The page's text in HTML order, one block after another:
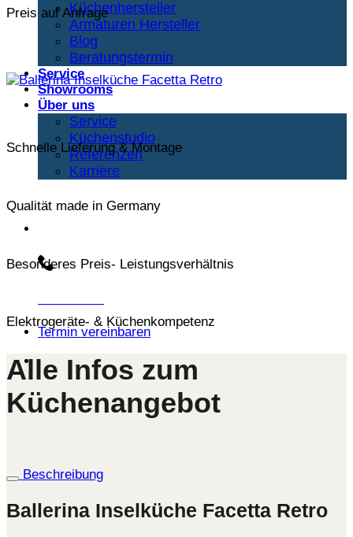
Küchenhersteller
Armaturen Hersteller
Blog
Beratungstermin
Service
Showrooms
Über uns
Service
Küchenstudio
Referenzen
Karriere
Termin vereinbaren
Preis auf Anfrage
Schnelle Lieferung & Montage
Qualität made in Germany
Besonderes Preis- Leistungsverhältnis
Elektrogeräte- & Küchenkompetenz
Alle Infos zum
Küchenangebot
Beschreibung
Ballerina Inselküche Facetta Retro